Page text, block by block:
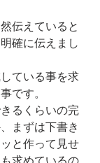
伝えていると
確に伝えまし
ている事を求
です。
るくらいの完
まずは下書き
と作って見せ
求めているの